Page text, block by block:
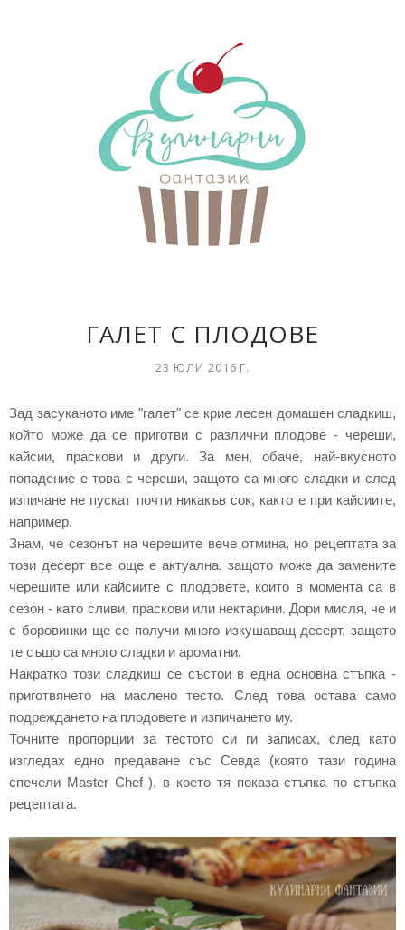
ГАЛЕТ С ПЛОДОВЕ
23 ЮЛИ 2016 Г.
Зад засуканото име "галет" се крие лесен домашен сладкиш,
който може да се приготви с различни плодове - череши,
кайсии, праскови и други. За мен, обаче, най-вкусното
попадение е това с череши, защото са много сладки и след
изпичане не пускат почти никакъв сок, както е при кайсиите,
например.
Знам, че сезонът на черешите вече отмина, но рецептата за
този десерт все още е актуална, защото може да замените
черешите или кайсиите с плодовете, които в момента са в
сезон - като сливи, праскови или нектарини. Дори мисля, че и
с боровинки ще се получи много изкушаващ десерт, защото
те също са много сладки и ароматни.
Накратко този сладкиш се състои в една основнaстъпка -
приготвянето на маслено тесто. След това остава само
подреждането на плодовете и изпичането му.
Точните пропорции за тестото си ги записах, след като
изгледах едно предаване със Севда (която тази година
спечели Master Chef ), в което тя показа стъпка по стъпка
рецептата.